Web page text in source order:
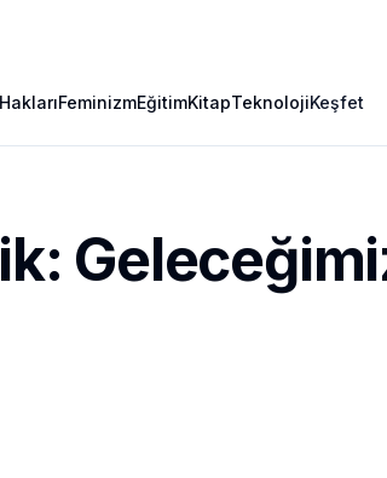
FeminizmEğitimKitapTeknolojiKeşfet